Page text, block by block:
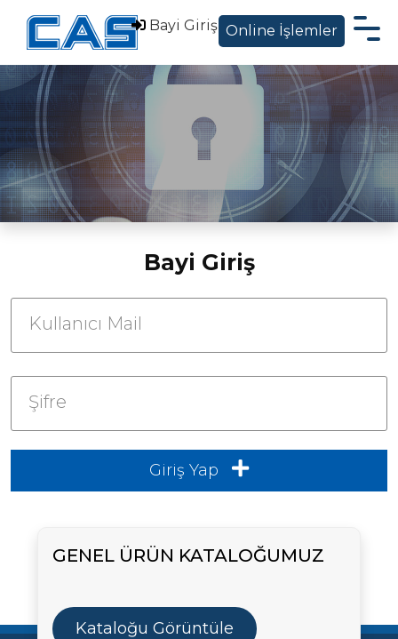
Bayi Giriş Online İşlemler
Hakkımızda
Ürünler
Sektörel Çözümler
Servis Destek
|
+90
|
Bayi Giriş
Kullanıcı Mail
Şifre
Giriş Yap
GENEL ÜRÜN KATALOĞUMUZ
Kataloğu Görüntüle